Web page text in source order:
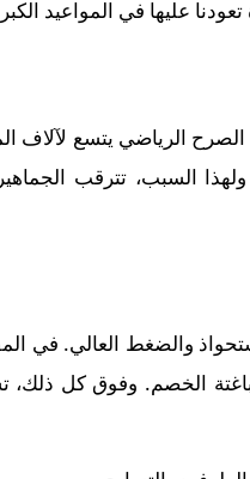
عليها في المواعيد
الصرح الرياضي يتسع لآلاف
ولهذا السبب، تترقب
والضغط العالي. في
الخصم. وفوق كل ذلك،